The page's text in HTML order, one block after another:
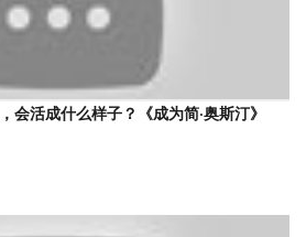
会活成什么样子？《成为简·奥斯汀》